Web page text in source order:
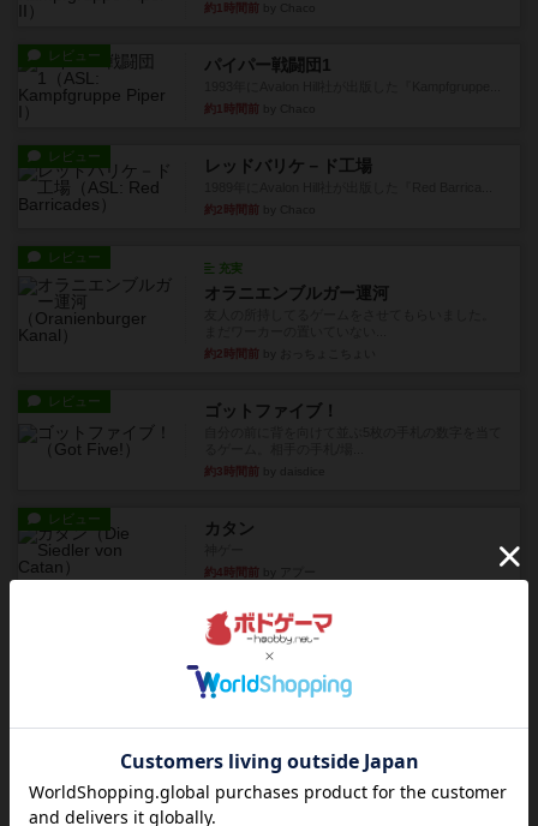
約1時間前
レビュー パイパー戦闘団1
約1時間前
レビュー レッドバリケ－ド工場
約2時間前
レビュー
充実
オラニエンブルガー運河
約2時間前
レビュー ゴットファイブ！
約3時間前
レビュー カタン
約4時間前
充実
『Squad Leader』用の追加マップとして発売され
たマップの#9...
1992年にAvalon Hill社が出版した『Croix de Gu...
約4時間前